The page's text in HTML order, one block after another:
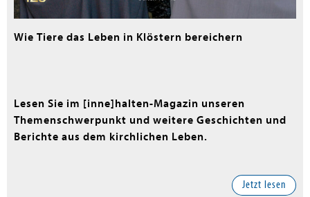
Wie Tiere das Leben in Klöstern bereichern
Lesen Sie im [inne]halten-Magazin unseren
Themenschwerpunkt und weitere Geschichten und
Berichte aus dem kirchlichen Leben.
Jetzt lesen